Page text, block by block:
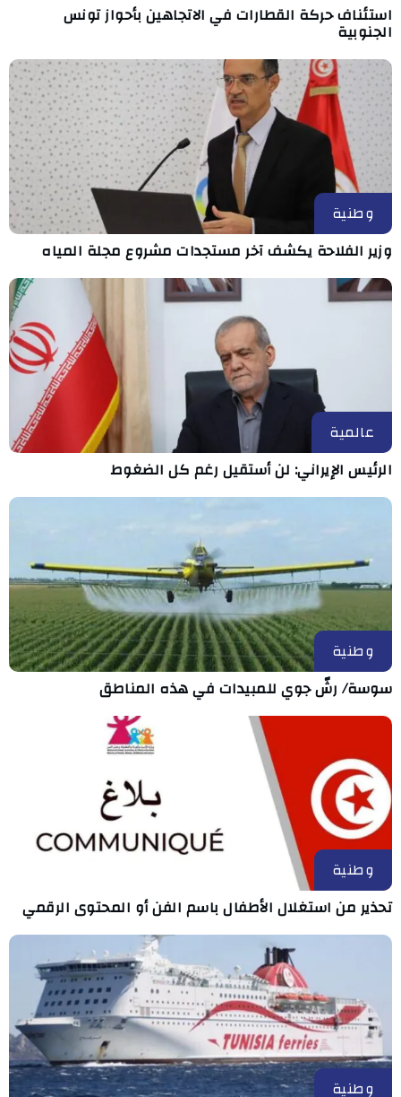
استئناف حركة القطارات في الاتجاهين بأحواز تونس
الجنوبية
وطنية
وزير الفلاحة يكشف آخر مستجدات مشروع مجلة المياه
عالمية
الرئيس الإيراني: لن أستقيل رغم كل الضغوط
وطنية
سوسة/ رشّ جوي للمبيدات في هذه المناطق
وطنية
تحذير من استغلال الأطفال باسم الفن أو المحتوى الرقمي
وطنية